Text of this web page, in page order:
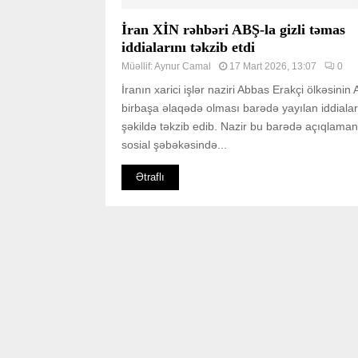
İran XİN rəhbəri ABŞ-la gizli təmas
iddialarını təkzib etdi
Müəllif:Aynur Camal 17 Mart 2026, 13:07 0
İranın xarici işlər naziri Abbas Erakçi ölkəsinin
birbaşa əlaqədə olması barədə yayılan
şəkildə təkzib edib. Nazir bu barədə
sosial şəbəkəsində...
Ətraflı